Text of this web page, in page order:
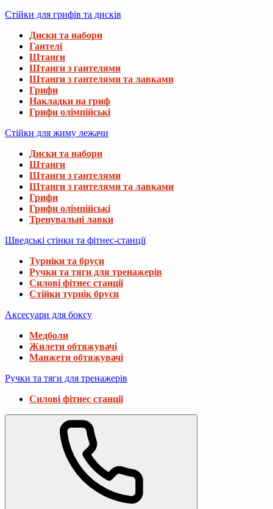
Стійки для грифів та дисків
Диски та набори
Гантелі
Штанги
Штанги з гантелями
Штанги з гантелями та лавками
Грифи
Накладки на гриф
Грифи олімпійські
Стійки для жиму лежачи
Диски та набори
Штанги
Штанги з гантелями
Штанги з гантелями та лавками
Грифи
Грифи олімпійські
Тренувальні лавки
Шведські стінки та фітнес-станції
Турніки та бруси
Ручки та тяги для тренажерів
Силові фітнес станції
Стійки турнік бруси
Аксесуари для боксу
Медболи
Жилети обтяжувачі
Манжети обтяжувачі
Ручки та тяги для тренажерів
Силові фітнес станції